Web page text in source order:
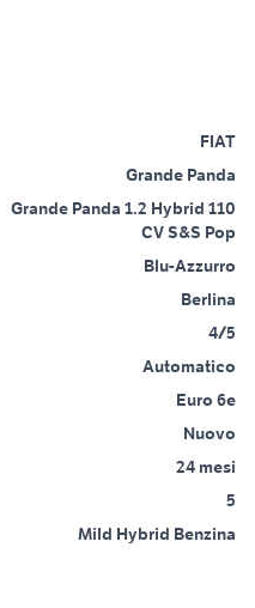
FIAT
Grande Panda
Grande Panda 1.2 Hybrid 110
CV S&S Pop
Blu-Azzurro
Berlina
4/5
Automatico
Euro 6e
Nuovo
24 mesi
5
Mild Hybrid Benzina